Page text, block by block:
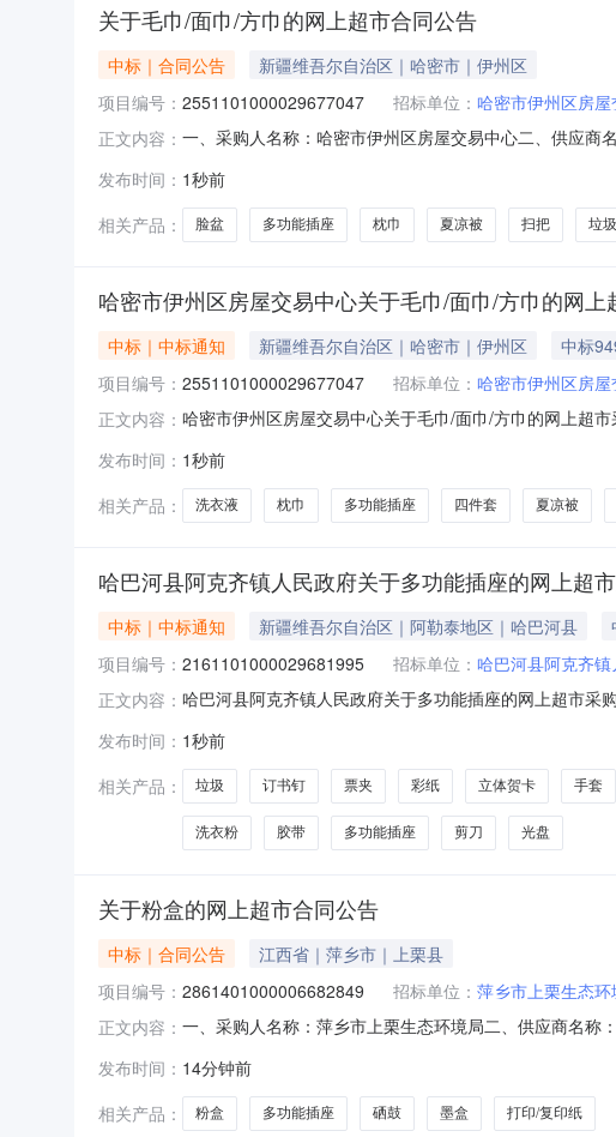
关于毛巾/面巾/方巾的网上超市合同公告
中标｜合同公告
新疆维吾尔自治区｜哈密市｜伊州区
项目编号： 2551101000029677047 招标单位： 哈密市伊州区房
正文内容： 一、采购人名称：哈密市伊州区房屋交易中心二、供应商
2.0020402茶花脸盆茶花脸盆个2.0015303恒源祥四件套
发布时间： 1秒前
相关产品：
脸盆 多功能插座 枕巾 夏凉被 扫把 垃
哈密市伊州区房屋交易中心关于毛巾/面巾/方巾的网
中标｜中标通知 新疆维吾尔自治区｜哈密市｜伊州区
中标
项目编号： 2551101000029677047 招标单位： 哈密市伊州区房
正文内容： 哈密市伊州区房屋交易中心关于毛巾/面巾/方巾的网上超
行政区划编码:650502项目所在行政区划名称:新疆维吾尔
发布时间： 1秒前
相关产品：
洗衣液 枕巾 多功能插座 四件套 夏凉被
哈巴河县阿克齐镇人民政府关于多功能插座的网上超
中标｜中标通知 新疆维吾尔自治区｜阿勒泰地区｜哈巴河县
项目编号： 2161101000029681995 招标单位： 哈巴河县阿克齐
正文内容： 哈巴河县阿克齐镇人民政府关于多功能插座的网上超市
购计划金额（元）:项目所在行政区划编码:654324项目所
发布时间： 1秒前
相关产品：
垃圾 订书钉 票夹 彩纸 立体贺卡 手套
洗衣粉 胶带 多功能插座 剪刀 光盘
关于粉盒的网上超市合同公告
中标｜合同公告
江西省｜萍乡市｜上栗县
项目编号： 2861401000006682849 招标单位： 萍乡市上栗生态环
正文内容： 一、采购人名称：萍乡市上栗生态环境局二、供应商名称
TN2325/LT2451/P228T个2.001202402标拓BT-DR2350/
发布时间： 14分钟前
相关产品：
粉盒 多功能插座 硒鼓 墨盒 打印/复印纸